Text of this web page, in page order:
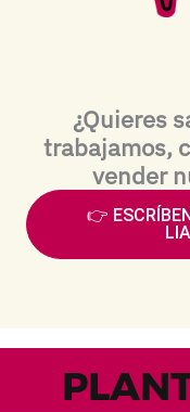
¿Quieres
trabajamos,
vender
👉